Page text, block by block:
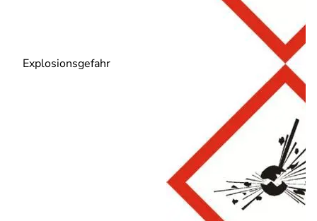
Explosionsgefahr